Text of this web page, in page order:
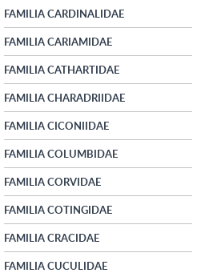
FAMILIA CARDINALIDAE
FAMILIA CARIAMIDAE
FAMILIA CATHARTIDAE
FAMILIA CHARADRIIDAE
FAMILIA CICONIIDAE
FAMILIA COLUMBIDAE
FAMILIA CORVIDAE
FAMILIA COTINGIDAE
FAMILIA CRACIDAE
FAMILIA CUCULIDAE